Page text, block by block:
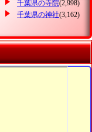
千葉県の寺院(2,998)
千葉県の神社(3,162)